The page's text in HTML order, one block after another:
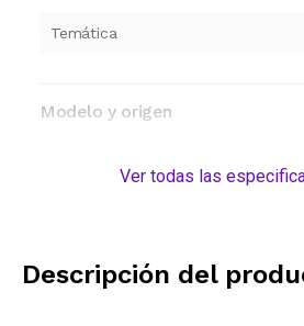
Temática
Modelo y origen
Ver todas las
Descripción del